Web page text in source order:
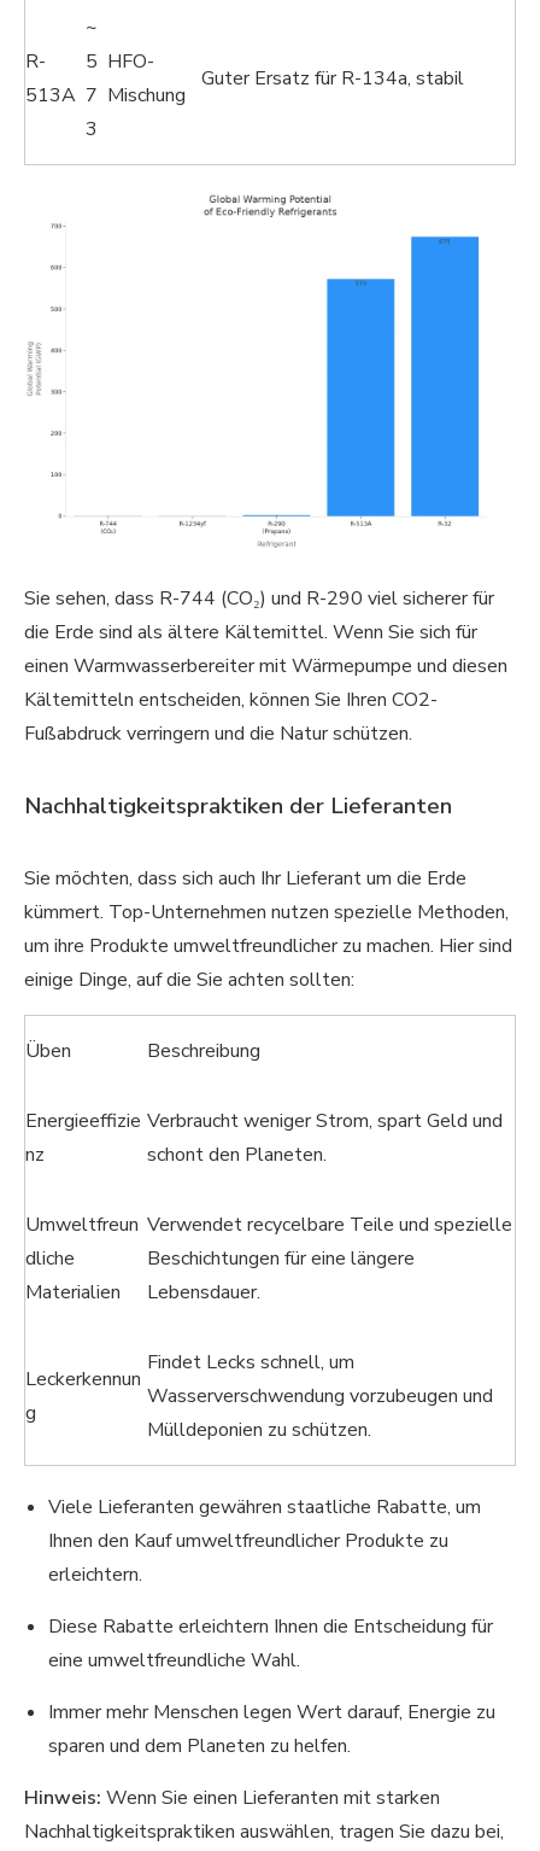
R-
513A
~
5
7
3
HFO-
Mischung
Guter Ersatz für R-134a, stabil
Sie sehen, dass R-744 (CO₂) und R-290 viel sicherer für
die Erde sind als ältere Kältemittel. Wenn Sie sich für
einen Warmwasserbereiter mit Wärmepumpe und diesen
Kältemitteln entscheiden, können Sie Ihren CO2-
Fußabdruck verringern und die Natur schützen.
Nachhaltigkeitspraktiken der Lieferanten
Sie möchten, dass sich auch Ihr Lieferant um die Erde
kümmert. Top-Unternehmen nutzen spezielle Methoden,
um ihre Produkte umweltfreundlicher zu machen. Hier sind
einige Dinge, auf die Sie achten sollten:
Üben Beschreibung
Energieeffizie
nz
Verbraucht weniger Strom, spart Geld und
schont den Planeten.
Umweltfreun
dliche
Materialien
Verwendet recycelbare Teile und spezielle
Beschichtungen für eine längere
Lebensdauer.
Leckerkennun
g
Findet Lecks schnell, um
Wasserverschwendung vorzubeugen und
Mülldeponien zu schützen.
Viele Lieferanten gewähren staatliche Rabatte, um
Ihnen den Kauf umweltfreundlicher Produkte zu
erleichtern.
Diese Rabatte erleichtern Ihnen die Entscheidung für
eine umweltfreundliche Wahl.
Immer mehr Menschen legen Wert darauf, Energie zu
sparen und dem Planeten zu helfen.
Hinweis: Wenn Sie einen Lieferanten mit starken
Nachhaltigkeitspraktiken auswählen, tragen Sie dazu bei,